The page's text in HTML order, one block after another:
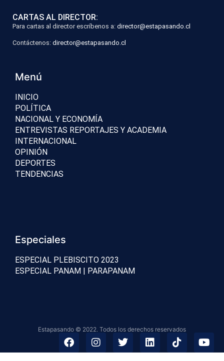
CARTAS AL DIRECTOR:
Para cartas al director escríbenos a: director@estapasando.cl
Contáctenos: director@estapasando.cl
Menú
INICIO
POLÍTICA
NACIONAL Y ECONOMÍA
ENTREVISTAS REPORTAJES Y ACADEMIA
INTERNACIONAL
OPINIÓN
DEPORTES
TENDENCIAS
Especiales
ESPECIAL PLEBISCITO 2023
ESPECIAL PANAM | PARAPANAM
Estapasando © 2022. Todos los derechos reservados